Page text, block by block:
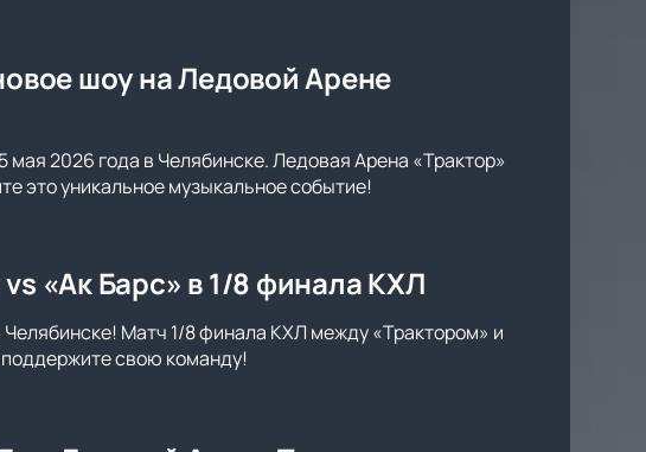
шоу на Ледовой Арене
2026 года в Челябинске. Ледовая Арена «Трактор»
это уникальное музыкальное событие!
«Ак Барс» в 1/8 финала КХЛ
Матч 1/8 финала КХЛ между «Трактором» и
свою команду!